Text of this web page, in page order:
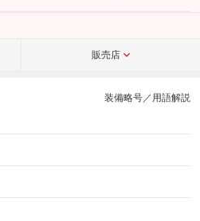
こちら
販売店
装備略号／用語解説